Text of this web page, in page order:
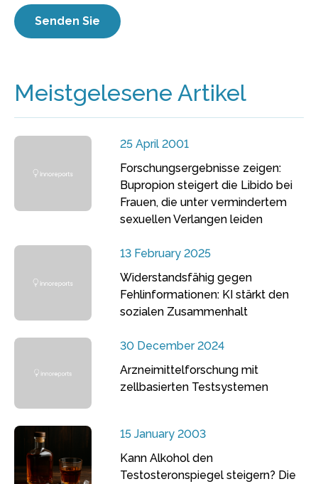
Meistgelesene Artikel
25 April 2001
Forschungsergebnisse zeigen:
Bupropion steigert die Libido bei
Frauen, die unter vermindertem
sexuellen Verlangen leiden
13 February 2025
Widerstandsfähig gegen
Fehlinformationen: KI stärkt den
sozialen Zusammenhalt
30 December 2024
Arzneimittelforschung mit
zellbasierten Testsystemen
15 January 2003
Kann Alkohol den
Testosteronspiegel steigern? Die